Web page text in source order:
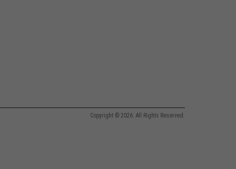
Copyright © 2026. All Rights Reserved.